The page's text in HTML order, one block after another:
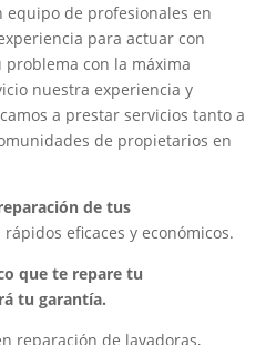
equipo de profesionales en
para actuar con
con la máxima
nuestra experiencia y
a prestar servicios tanto a
de propietarios en
de tus
rápidos eficaces y económicos.
que te repare tu
tu garantía.
reparación de lavadoras,